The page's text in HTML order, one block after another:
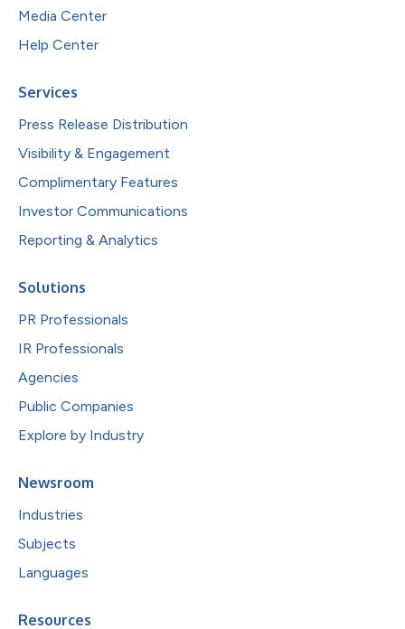
Media Center
Help Center
Services
Press Release Distribution
Visibility & Engagement
Complimentary Features
Investor Communications
Reporting & Analytics
Solutions
PR Professionals
IR Professionals
Agencies
Public Companies
Explore by Industry
Newsroom
Industries
Subjects
Languages
Resources